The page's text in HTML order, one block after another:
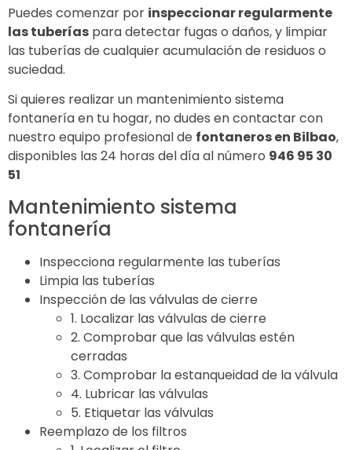
Puedes comenzar por inspeccionar regularmente
las tuberías para detectar fugas o daños, y limpiar
las tuberías de cualquier acumulación de residuos o
suciedad.
Si quieres realizar un mantenimiento sistema
fontanería en tu hogar, no dudes en contactar con
nuestro equipo profesional de fontaneros en Bilbao,
disponibles las 24 horas del día al número 946 95 30
51
Mantenimiento sistema
fontanería
Inspecciona regularmente las tuberías
Limpia las tuberías
Inspección de las válvulas de cierre
1. Localizar las válvulas de cierre
2. Comprobar que las válvulas estén
cerradas
3. Comprobar la estanqueidad de la válvula
4. Lubricar las válvulas
5. Etiquetar las válvulas
Reemplazo de los filtros